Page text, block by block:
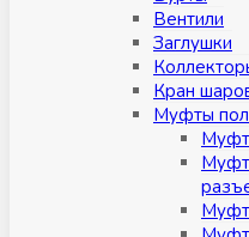
Вентили
Заглушки
Кран
Муфты